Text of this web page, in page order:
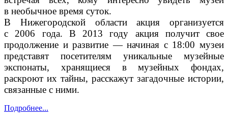
в необычное время суток.
В Нижегородской области акция организуется
с 2006 года. В 2013 году акция получит свое
продолжение и развитие — начиная с 18:00 музеи
представят посетителям уникальные музейные
экспонаты, хранящиеся в музейных фондах,
раскроют их тайны, расскажут загадочные истории,
связанные с ними.
Подробнее...